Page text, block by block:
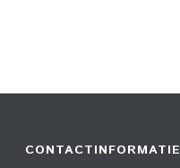
CONTACTINFORMATIE